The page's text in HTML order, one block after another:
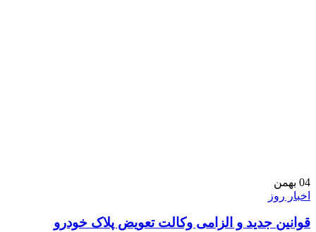
04 بهمن
اخبار روز
قوانین جدید و الزامی وکالت تعویض پلاک خودرو